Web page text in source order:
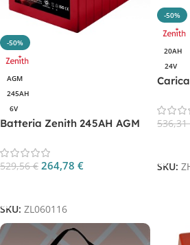
-50%
AGM
245AH
6V
Batteria Zenith 245AH AGM
529,56€ 264,78 €
SKU: ZL060116
-50%
20AH
24V
536,31
SKU: